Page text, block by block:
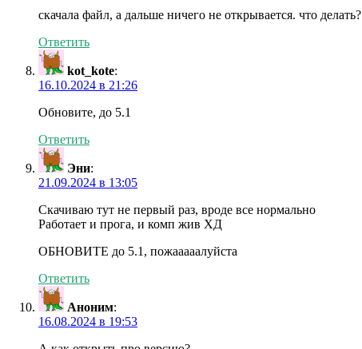
скачала файл, а дальше ничего не открывается. что делать?
Ответить
kot_kote:
16.10.2024 в 21:26
Обновите, до 5.1
Ответить
Эни:
21.09.2024 в 13:05
Скачиваю тут не первый раз, вроде все нормально
Работает и прога, и комп жив ХД
ОБНОВИТЕ до 5.1, пожааааалуйста
Ответить
Аноним:
16.08.2024 в 19:53